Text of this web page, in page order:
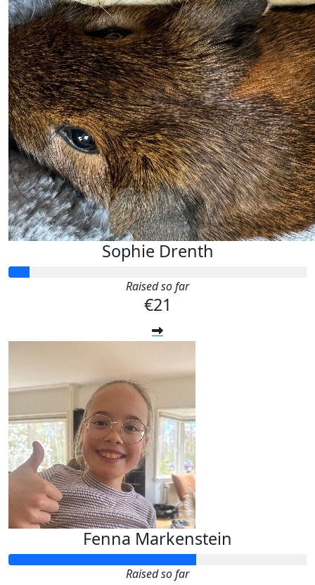
Sophie Drenth
Raised so far
€21
Fenna Markenstein
Raised so far